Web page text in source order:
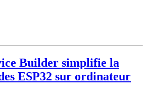
Builder simplifie la
ESP32 sur ordinateur